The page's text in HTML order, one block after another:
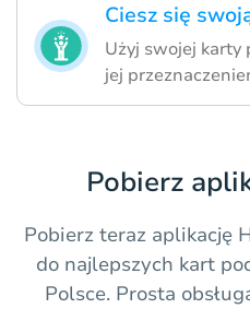
Ciesz się
Użyj swojej karty
jej
Pobierz
Pobierz teraz aplikację
do najlepszych kart
Polsce. Prosta